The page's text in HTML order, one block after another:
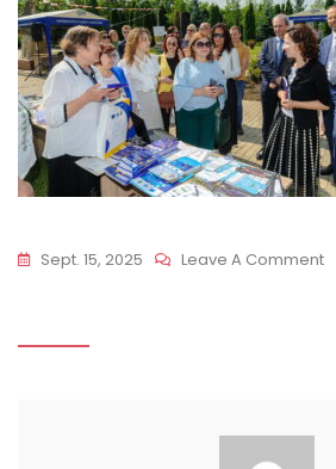
Sept. 15, 2025 Leave A CommentOn